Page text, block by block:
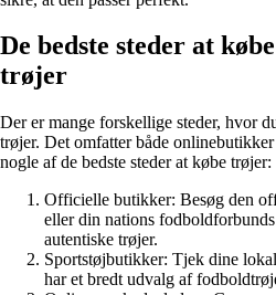
De bedste steder at
trøjer
Der er mange forskellige steder, hvor
trøjer. Det omfatter både
nogle af de bedste steder at købe trøjer:
Officielle butikker: Besøg den
eller din nations
autentiske trøjer.
Sportstøjbutikker: Tjek dine
har et bredt udvalg af